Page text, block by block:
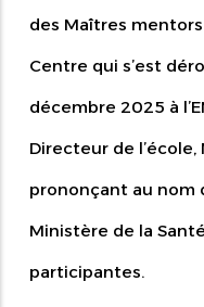
des Maîtres mentors
Centre qui s’est
décembre 2025 à
Directeur de l’école,
prononçant au nom
Ministère de la
participantes.